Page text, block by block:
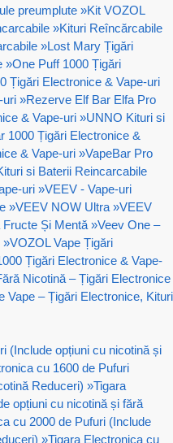
preumplute »Kit VOZOL
»Kituri Reîncărcabile
»Lost Mary Țigări
»One Puff 1000 Țigări
Țigări Electronice & Vape-uri
uri »Rezerve Elf Bar Elfa Pro
& Vape-uri »UNNO Kituri si
1000 Țigări Electronice &
& Vape-uri »VapeBar Pro
si Baterii Reincarcabile
uri »VEEV - Vape-uri
»VEEV NOW Ultra »VEEV
Și Mentă »Veev One –
»VOZOL Vape Țigări
Țigări Electronice & Vape-
Nicotină – Țigări Electronice
Vape – Țigări Electronice, Kituri
(Include opțiuni cu nicotină și
cu 1600 de Pufuri
Reduceri) »Tigara
opțiuni cu nicotină și fără
cu 2000 de Pufuri (Include
»Tigara Electronica cu